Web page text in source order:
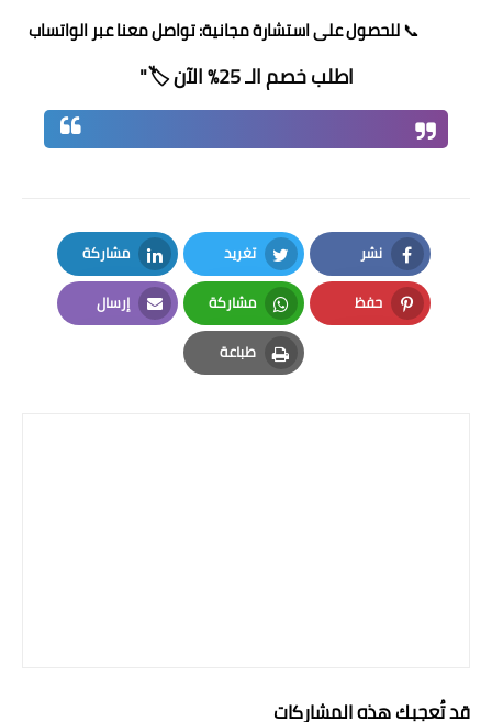
📞للحصول على استشارة مجانية:تواصل معنا عبر الواتساب
اطلب خصم الـ 25% الآن 🏷️"
نشر
Facebook
تغريد
Twitter
مشاركة
LinkedIn
حفظ
Pinterest
مشاركة
Whatsapp
إرسال
Email
طباعة
Print
قد تُعجبك هذه المشاركات